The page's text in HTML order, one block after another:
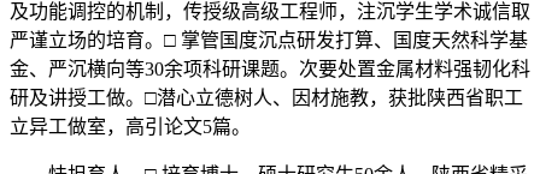
及功能调控的机制，传授级高级工程师，注沉学生学术诚信取
严谨立场的培育。□ 掌管国度沉点研发打算、国度天然科学基
金、严沉横向等30余项科研课题。次要处置金属材料强韧化科
研及讲授工做。□潜心立德树人、因材施教，获批陕西省职工
立异工做室，高引论文5篇。